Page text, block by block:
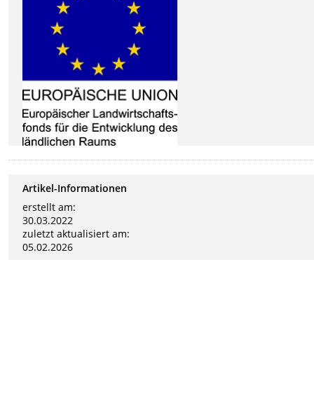
Artikel-Informationen
erstellt am:
30.03.2022
zuletzt aktualisiert am:
05.02.2026